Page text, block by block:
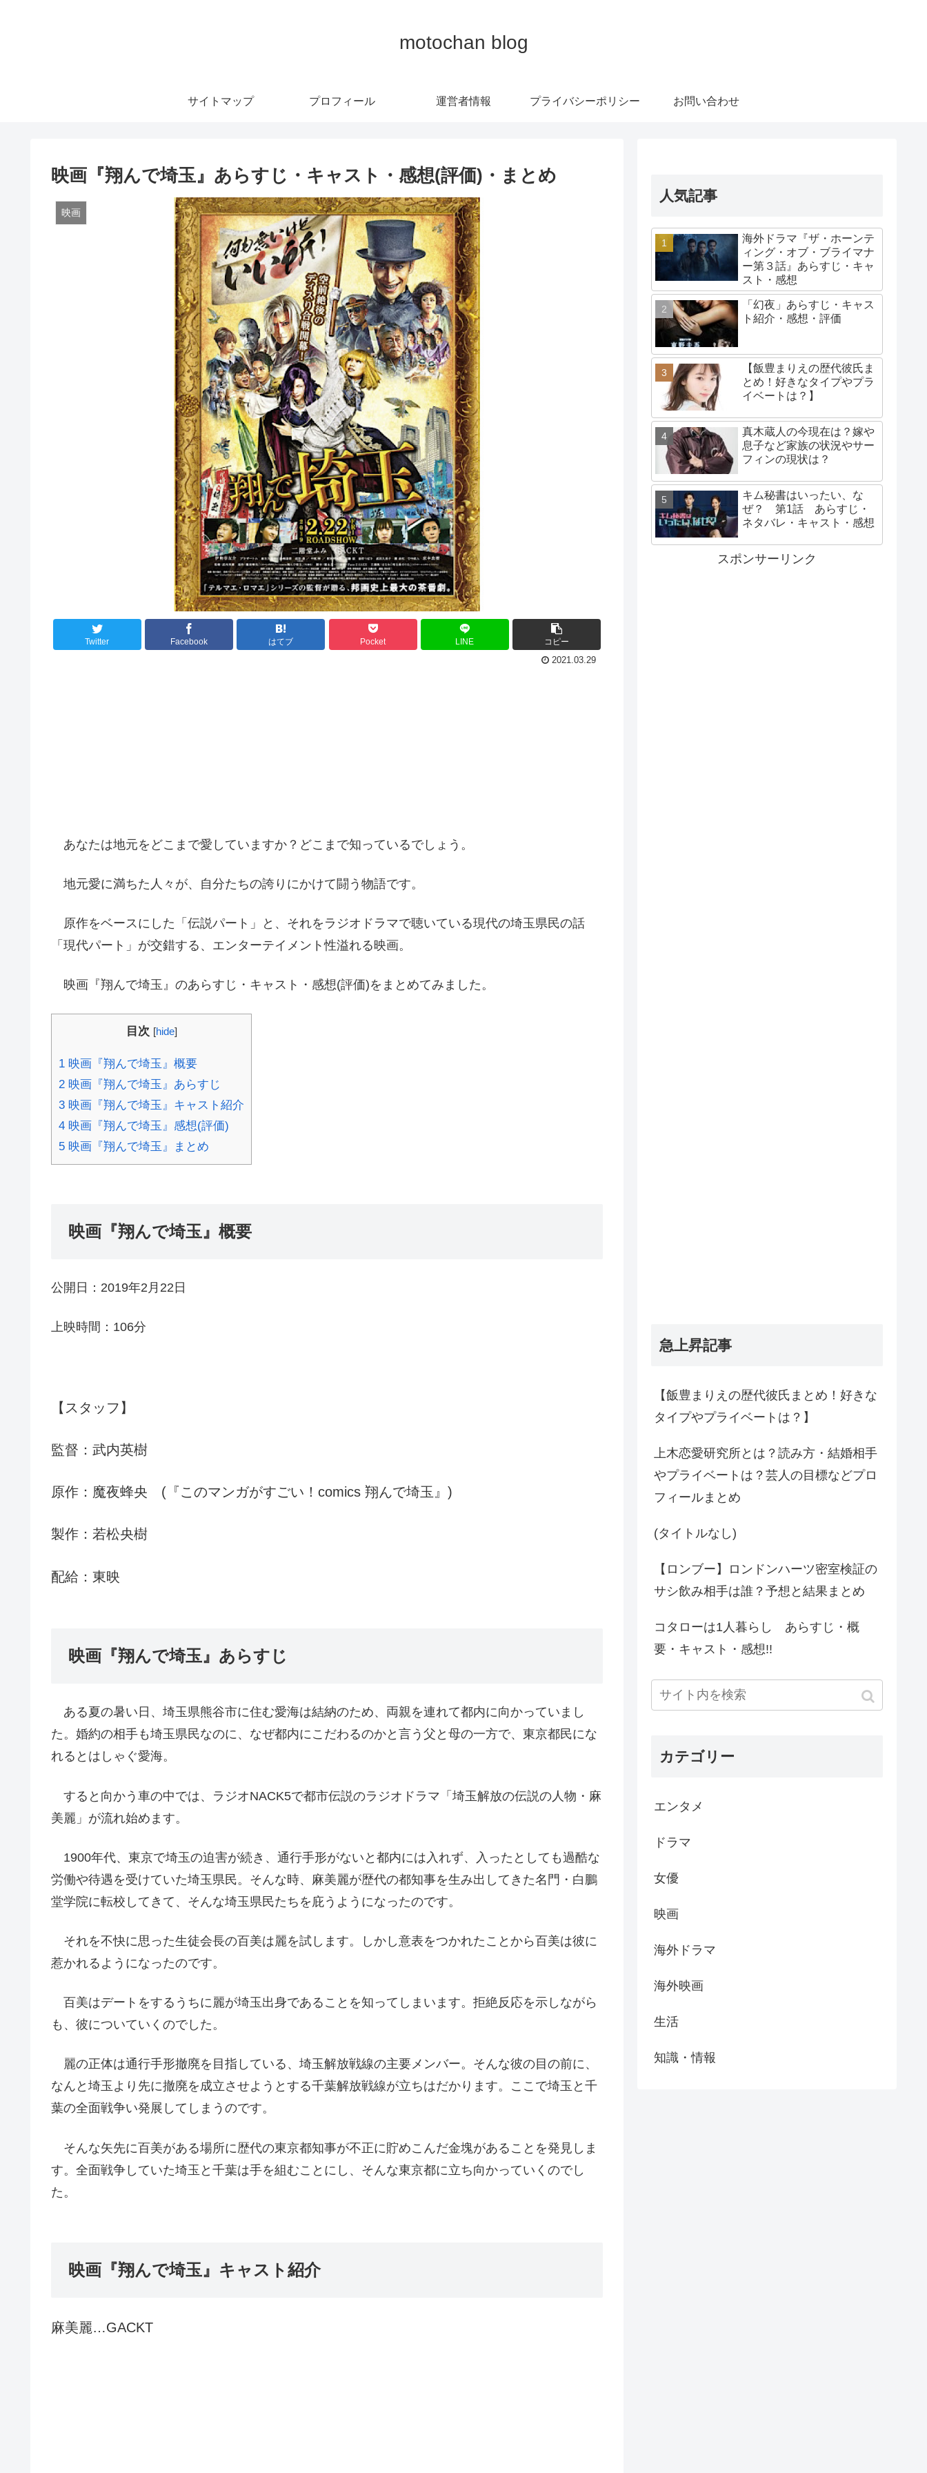
motochan blog
サイトマップ プロフィール 運営者情報 プライバシーポリシー お問い合わせ
映画『翔んで埼玉』あらすじ・キャスト・感想(評価)・まとめ
映画
Twitter Facebook はてブ Pocket LINE
コピー
2021.03.29
あなたは地元をどこまで愛していますか？どこまで知っているでしょう。
地元愛に満ちた人々が、自分たちの誇りにかけて闘う物語です。
原作をベースにした「伝説パート」と、それをラジオドラマで聴いている現代の埼玉県民の話
「現代パート」が交錯する、エンターテイメント性溢れる映画。
映画『翔んで埼玉』のあらすじ・キャスト・感想(評価)をまとめてみました。
目次 [hide]
1 映画『翔んで埼玉』概要
2 映画『翔んで埼玉』あらすじ
3 映画『翔んで埼玉』キャスト紹介
4 映画『翔んで埼玉』感想(評価)
5 映画『翔んで埼玉』まとめ
映画『翔んで埼玉』概要
公開日：2019年2月22日
上映時間：106分
【スタッフ】
監督：武内英樹
原作：魔夜蜂央 (『このマンガがすごい！comics 翔んで埼玉』)
製作：若松央樹
配給：東映
映画『翔んで埼玉』あらすじ
ある夏の暑い日、埼玉県熊谷市に住む愛海は結納のため、両親を連れて都内に向かっていまし
た。婚約の相手も埼玉県民なのに、なぜ都内にこだわるのかと言う父と母の一方で、東京都民にな
れるとはしゃぐ愛海。
すると向かう車の中では、ラジオNACK5で都市伝説のラジオドラマ「埼玉解放の伝説の人物・麻
美麗」が流れ始めます。
1900年代、東京で埼玉の迫害が続き、通行手形がないと都内には入れず、入ったとしても過酷な
労働や待遇を受けていた埼玉県民。そんな時、麻美麗が歴代の都知事を生み出してきた名門・白鵬
堂学院に転校してきて、そんな埼玉県民たちを庇うようになったのです。
それを不快に思った生徒会長の百美は麗を試します。しかし意表をつかれたことから百美は彼に
惹かれるようになったのです。
百美はデートをするうちに麗が埼玉出身であることを知ってしまいます。拒絶反応を示しながら
も、彼についていくのでした。
麗の正体は通行手形撤廃を目指している、埼玉解放戦線の主要メンバー。そんな彼の目の前に、
なんと埼玉より先に撤廃を成立させようとする千葉解放戦線が立ちはだかります。ここで埼玉と千
葉の全面戦争い発展してしまうのです。
そんな矢先に百美がある場所に歴代の東京都知事が不正に貯めこんだ金塊があることを発見しま
す。全面戦争していた埼玉と千葉は手を組むことにし、そんな東京都に立ち向かっていくのでし
た。
映画『翔んで埼玉』キャスト紹介
麻美麗…GACKT
人気記事
海外ドラマ『ザ・ホーンテ
ィング・オブ・ブライマナ
ー第３話』あらすじ・キャ
スト・感想
「幻夜」あらすじ・キャス
ト紹介・感想・評価
【飯豊まりえの歴代彼氏ま
とめ！好きなタイプやプラ
イベートは？】
真木蔵人の今現在は？嫁や
息子など家族の状況やサー
フィンの現状は？
キム秘書はいったい、な
ぜ？ 第1話 あらすじ・
ネタバレ・キャスト・感想
スポンサーリンク
急上昇記事
【飯豊まりえの歴代彼氏まとめ！好きな
タイプやプライベートは？】
上木恋愛研究所とは？読み方・結婚相手
やプライベートは？芸人の目標などプロ
フィールまとめ
(タイトルなし)
【ロンブー】ロンドンハーツ密室検証の
サシ飲み相手は誰？予想と結果まとめ
コタローは1人暮らし あらすじ・概
要・キャスト・感想!!
カテゴリー
エンタメ
ドラマ
女優
映画
海外ドラマ
海外映画
生活
知識・情報